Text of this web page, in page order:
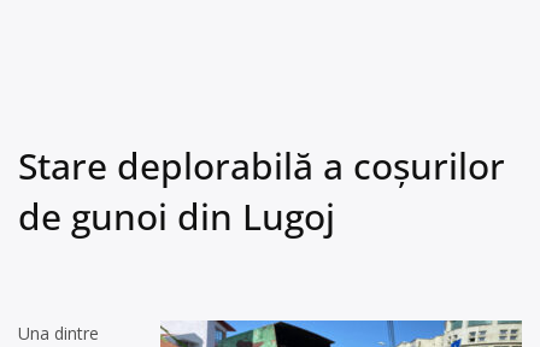
Stare deplorabilă a coșurilor
de gunoi din Lugoj
Una dintre